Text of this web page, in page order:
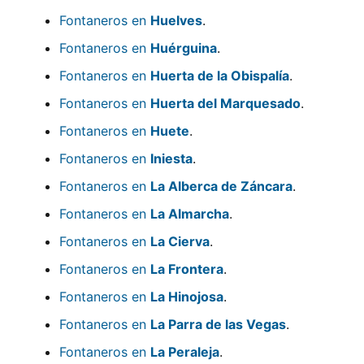
Fontaneros en Huelves.
Fontaneros en Huérguina.
Fontaneros en Huerta de la Obispalía.
Fontaneros en Huerta del Marquesado.
Fontaneros en Huete.
Fontaneros en Iniesta.
Fontaneros en La Alberca de Záncara.
Fontaneros en La Almarcha.
Fontaneros en La Cierva.
Fontaneros en La Frontera.
Fontaneros en La Hinojosa.
Fontaneros en La Parra de las Vegas.
Fontaneros en La Peraleja.